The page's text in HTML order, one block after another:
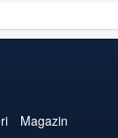
Magazin